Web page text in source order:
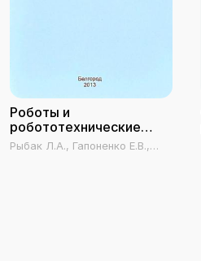
Роботы и
робототехнические
комплексы
Рыбак Л.А., Гапоненко Е.В.,